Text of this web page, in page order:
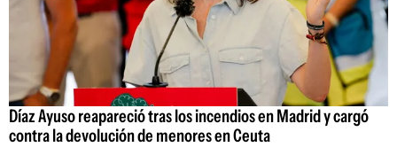
Díaz Ayuso reapareció tras los incendios en Madrid y cargó
contra la devolución de menores en Ceuta